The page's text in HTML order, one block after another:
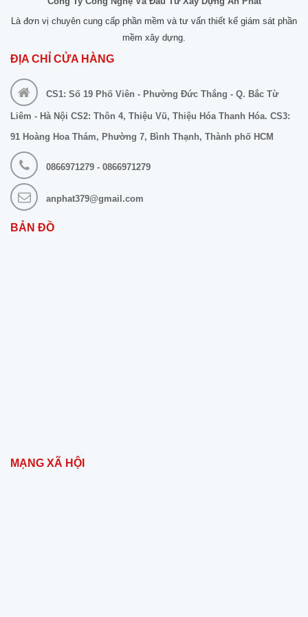
Là đơn vị chuyên cung cấp phần mềm và tư vấn thiết kế giám sát phần
mềm xây dựng.
ĐỊA CHỈ CỬA HÀNG
CS1: Số 19 Phố Viên - Phường Đức Thắng - Q. Bắc Từ
Liêm - Hà Nội CS2: Thôn 4, Thiệu Vũ, Thiệu Hóa Thanh Hóa. CS3:
91 Hoàng Hoa Thám, Phường 7, Bình Thạnh, Thành phố HCM
0866971279 - 0866971279
anphat379@gmail.com
BẢN ĐỒ
MẠNG XÃ HỘI